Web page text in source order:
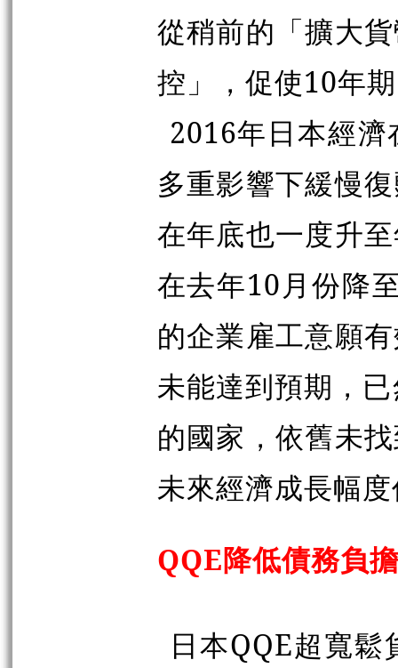
從稍前的「擴大
控」，促使10年
2016年日本經
多重影響下緩慢
在年底也一度升
在去年10月份降
的企業雇工意願
未能達到預期，
的國家，依舊未
未來經濟成長幅
QQE降低債務負擔
日本QQE超寬